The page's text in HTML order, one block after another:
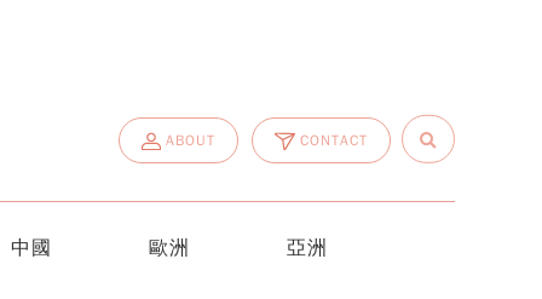
ABOUT CONTACT
中國 歐洲 亞洲